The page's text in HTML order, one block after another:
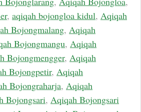
, aqiqah bojongloa kidul, Aqiqah
Bojongmalang, Aqiqah
Bojongmangu, Aqiqah
Bojongmengger, Aqiqah
Bojongpetir, Aqiqah
Bojongraharja, Aqiqah
Bojongsari, Aqiqah Bojongsari